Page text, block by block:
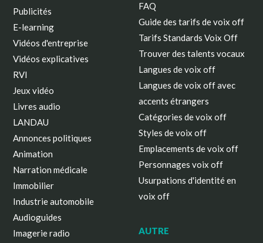
Publicités
E-learning
Vidéos d'entreprise
Vidéos explicatives
RVI
Jeux vidéo
Livres audio
LANDAU
Annonces politiques
Animation
Narration médicale
Immobilier
Industrie automobile
Audioguides
Imagerie radio
FAQ
Guide des tarifs de voix off
Tarifs Standards Voix Off
Trouver des talents vocaux
Langues de voix off
Langues de voix off avec
accents étrangers
Catégories de voix off
Styles de voix off
Emplacements de voix off
Personnages voix off
Usurpations d'identité en
voix off
AUTRE